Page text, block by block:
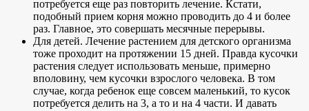
потребуется еще раз повторить лечение. Кстати,
подобный прием корня можно проводить до 4 и более
раз. Главное, это совершать месячные перерывы.
Для детей. Лечение растением для детского организма
тоже проходит на протяжении 15 дней. Правда кусочки
растения следует использовать меньше, примерно
вполовину, чем кусочки взрослого человека. В том
случае, когда ребенок еще совсем маленький, то кусок
потребуется делить на 3, а то и на 4 части. И давать